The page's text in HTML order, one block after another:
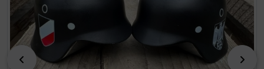
zurück